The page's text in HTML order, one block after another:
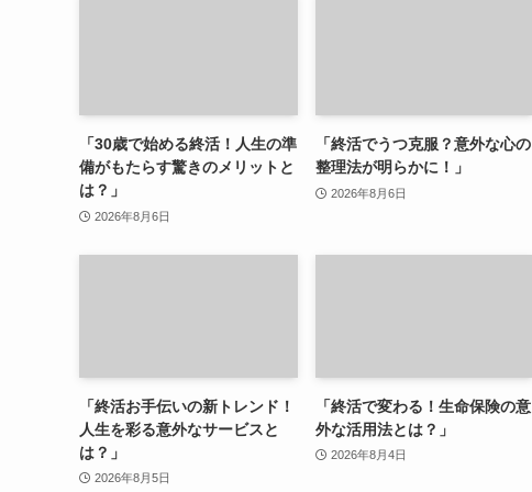
「30歳で始める終活！人生の準
備がもたらす驚きのメリットと
は？」
2026年8月6日
「終活でうつ克服？意外な心の
整理法が明らかに！」
2026年8月6日
「終活お手伝いの新トレンド！
人生を彩る意外なサービスと
は？」
2026年8月5日
「終活で変わる！生命保険の意
外な活用法とは？」
2026年8月4日